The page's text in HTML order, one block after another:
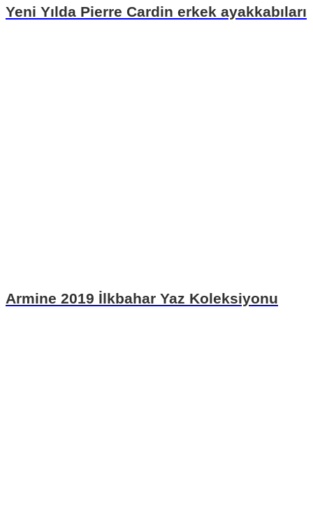
Yeni Yılda Pierre Cardin erkek ayakkabıları
Armine 2019 İlkbahar Yaz Koleksiyonu